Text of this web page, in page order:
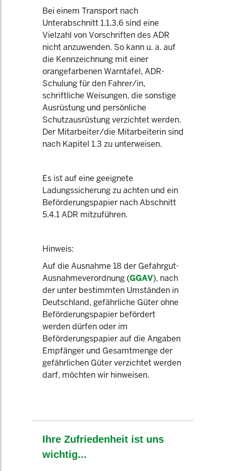
Bei einem Transport nach
Unterabschnitt 1.1.3.6 sind eine
Vielzahl von Vorschriften des ADR
nicht anzuwenden. So kann u. a. auf
die Kennzeichnung mit einer
orangefarbenen Warntafel, ADR-
Schulung für den Fahrer/in,
schriftliche Weisungen, die sonstige
Ausrüstung und persönliche
Schutzausrüstung verzichtet werden.
Der Mitarbeiter/die Mitarbeiterin sind
nach Kapitel 1.3 zu unterweisen.
Es ist auf eine geeignete
Ladungssicherung zu achten und ein
Beförderungspapier nach Abschnitt
5.4.1 ADR mitzuführen.
Hinweis:
Auf die Ausnahme 18 der Gefahrgut-
Ausnahmeverordnung (GGAV), nach
der unter bestimmten Umständen in
Deutschland, gefährliche Güter ohne
Beförderungspapier befördert
werden dürfen oder im
Beförderungspapier auf die Angaben
Empfänger und Gesamtmenge der
gefährlichen Güter verzichtet werden
darf, möchten wir hinweisen.